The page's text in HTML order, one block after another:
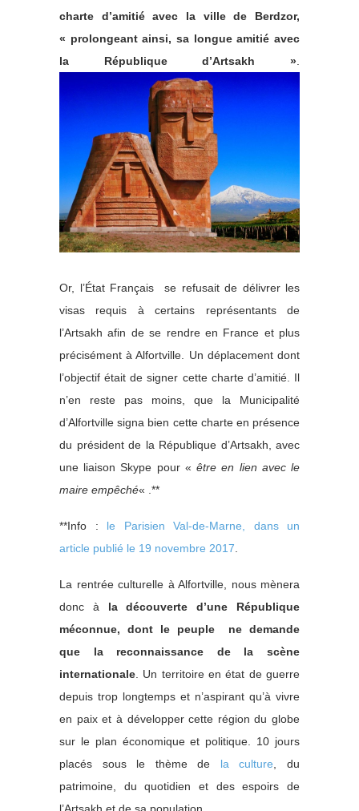
charte d’amitié avec la ville de Berdzor,
« prolongeant ainsi, sa longue amitié avec
la République d’Artsakh »
Or, l’État Français se refusait de délivrer les
visas requis à certains représentants de
l’Artsakh afin de se rendre en France et plus
précisément à Alfortville. Un déplacement dont
l’objectif était de signer cette charte d’amitié. Il
n’en reste pas moins, que la Municipalité
d’Alfortville signa bien cette charte en présence
du président de la République d’Artsakh, avec
une liaison Skype pour «être en lien avec le
maire empêché« .**
**Info : le Parisien Val-de-Marne, dans un
article publié le 19 novembre 2017
La rentrée culturelle à Alfortville, nous mènera
donc à la découverte d’une République
méconnue, dont le peuple ne demande
que la reconnaissance de la scène
internationale . Un territoire en état de guerre
depuis trop longtemps et n’aspirant qu’à vivre
en paix et à développer cette région du globe
sur le plan économique et politique. 10 jours
placés sous le thème de la culture , du
patrimoine, du quotidien et des espoirs de
l’Artsakh et de sa population.